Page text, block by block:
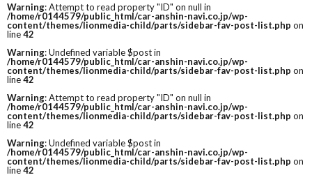
Warning: Attempt to read property "ID" on null in
/home/r0144579/public_html/car-anshin-navi.co.jp/wp-
content/themes/lionmedia-child/parts/sidebar-fav-post-list.php on
line42
Warning: Undefined variable $post in
/home/r0144579/public_html/car-anshin-navi.co.jp/wp-
content/themes/lionmedia-child/parts/sidebar-fav-post-list.php on
line42
Warning: Attempt to read property "ID" on null in
/home/r0144579/public_html/car-anshin-navi.co.jp/wp-
content/themes/lionmedia-child/parts/sidebar-fav-post-list.php on
line42
Warning: Undefined variable $post in
/home/r0144579/public_html/car-anshin-navi.co.jp/wp-
content/themes/lionmedia-child/parts/sidebar-fav-post-list.php on
line42